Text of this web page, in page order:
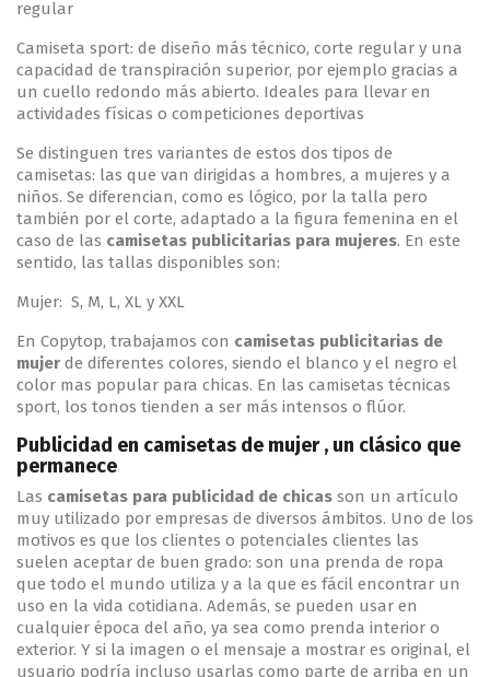
regular
Camiseta sport: de diseño más técnico, corte regular y una
capacidad de transpiración superior, por ejemplo gracias a
un cuello redondo más abierto. Ideales para llevar en
actividades físicas o competiciones deportivas
Se distinguen tres variantes de estos dos tipos de
camisetas: las que van dirigidas a hombres, a mujeres y a
niños. Se diferencian, como es lógico, por la talla pero
también por el corte, adaptado a la figura femenina en el
caso de las camisetas publicitarias para mujeres. En este
sentido, las tallas disponibles son:
Mujer: S, M, L, XL y XXL
En Copytop, trabajamos con camisetas publicitarias de
mujer de diferentes colores, siendo el blanco y el negro el
color mas popular para chicas. En las camisetas técnicas
sport, los tonos tienden a ser más intensos o flúor.
Publicidad en camisetas de mujer , un clásico que
permanece
Las camisetas para publicidad de chicas son un artículo
muy utilizado por empresas de diversos ámbitos. Uno de los
motivos es que los clientes o potenciales clientes las
suelen aceptar de buen grado: son una prenda de ropa
que todo el mundo utiliza y a la que es fácil encontrar un
uso en la vida cotidiana. Además, se pueden usar en
cualquier época del año, ya sea como prenda interior o
exterior. Y si la imagen o el mensaje a mostrar es original, el
usuario podría incluso usarlas como parte de arriba en un